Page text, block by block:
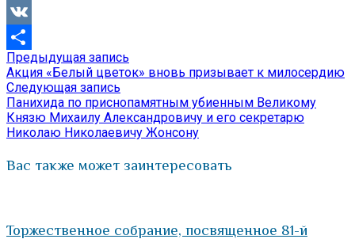
Viber
VK
Отправить
Навигация
по
записям
Предыдущая запись
запись:
Акция «Белый цветок» вновь призывает к милосердию
Следующая запись
запись:
Панихида по приснопамятным убиенным Великому
Князю Михаилу Александровичу и его секретарю
Николаю Николаевичу Жонсону
Вас также может заинтересовать
Торжественное собрание, посвященное 81-й